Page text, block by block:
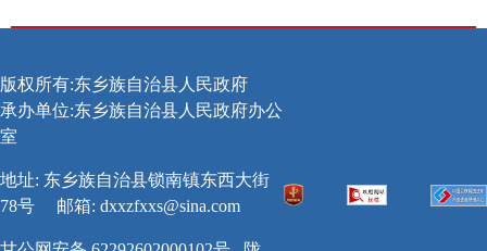
版权所有:东乡族自治县人民政府
承办单位:东乡族自治县人民政府办公
室
地址: 东乡族自治县锁南镇东西大街
78号
邮箱: dxxzfxxs@sina.com